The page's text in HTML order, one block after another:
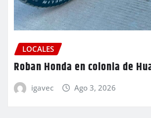
LOCALES
Roban Honda en colonia de
igavec Ago 3, 2026